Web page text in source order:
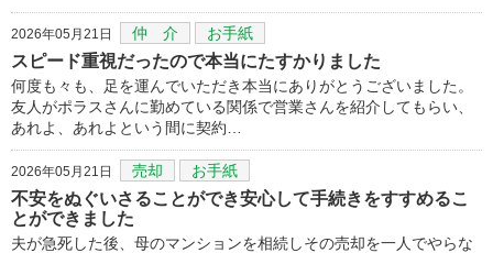
2026年05月21日 仲 介 お手紙
スピード重視だったので本当にたすかりました
何度も々も、足を運んでいただき本当にありがとうございました。
友人がポラスさんに勤めている関係で営業さんを紹介してもらい、
あれよ、あれよという間に契約…
2026年05月21日 売却 お手紙
不安をぬぐいさることができ安心して手続きをすすめるこ
とができました
夫が急死した後、母のマンションを相続しその売却を一人でやらな